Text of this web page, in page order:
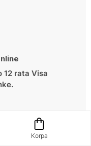
Korpa
12 rata Visa